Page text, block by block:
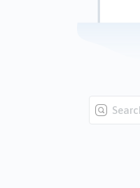
Zoeken: